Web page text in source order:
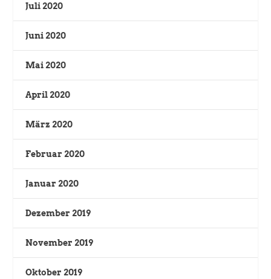
Juli 2020
Juni 2020
Mai 2020
April 2020
März 2020
Februar 2020
Januar 2020
Dezember 2019
November 2019
Oktober 2019